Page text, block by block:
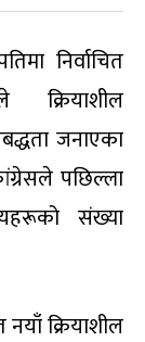
निर्वाचित
क्रियाशील
जनाएका
पछिल्ला
संख्या
क्रियाशील